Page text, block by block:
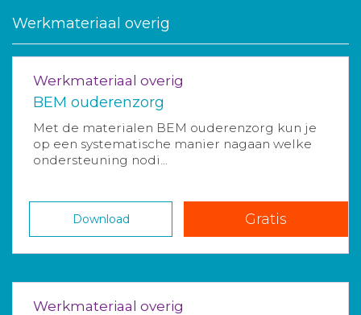
Werkmateriaal overig
Werkmateriaal overig
BEM ouderenzorg
Met de materialen BEM ouderenzorg kun je
op een systematische manier nagaan welke
ondersteuning nodi...
Download Gratis
Werkmateriaal overig